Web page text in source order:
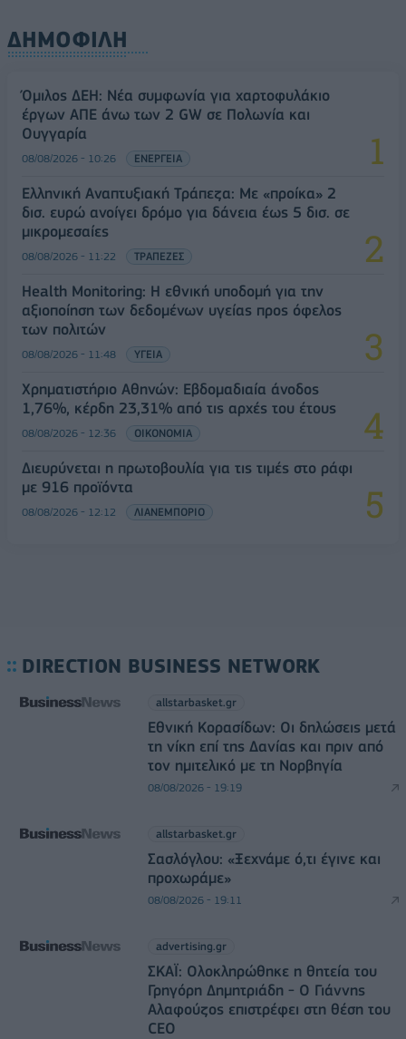
ΔΗΜΟΦΙΛΗ
Όμιλος ΔΕΗ: Νέα συμφωνία για χαρτοφυλάκιο
έργων ΑΠΕ άνω των 2 GW σε Πολωνία και
Ουγγαρία
08/08/2026 - 10:26 ΕΝΕΡΓΕΙΑ
Ελληνική Αναπτυξιακή Τράπεζα: Με «προίκα» 2
δισ. ευρώ ανοίγει δρόμο για δάνεια έως 5 δισ. σε
μικρομεσαίες
08/08/2026 - 11:22 ΤΡΑΠΕΖΕΣ
Health Monitoring: Η εθνική υποδομή για την
αξιοποίηση των δεδομένων υγείας προς όφελος
των πολιτών
08/08/2026 - 11:48 ΥΓΕΙΑ
Χρηματιστήριο Αθηνών: Εβδομαδιαία άνοδος
1,76%, κέρδη 23,31% από τις αρχές του έτους
08/08/2026 - 12:36 ΟΙΚΟΝΟΜΙΑ
Διευρύνεται η πρωτοβουλία για τις τιμές στο ράφι
με 916 προϊόντα
08/08/2026 - 12:12 ΛΙΑΝΕΜΠΟΡΙΟ
DIRECTION BUSINESS NETWORK
allstarbasket.gr
Εθνική Κορασίδων: Οι δηλώσεις μετά
τη νίκη επί της Δανίας και πριν από
τον ημιτελικό με τη Νορβηγία
08/08/2026 - 19:19
allstarbasket.gr
Σασλόγλου: «Ξεχνάμε ό,τι έγινε και
προχωράμε»
08/08/2026 - 19:11
advertising.gr
ΣΚΑΪ: Ολοκληρώθηκε η θητεία του
Γρηγόρη Δημητριάδη - Ο Γιάννης
Αλαφούζος επιστρέφει στη θέση του
CEO